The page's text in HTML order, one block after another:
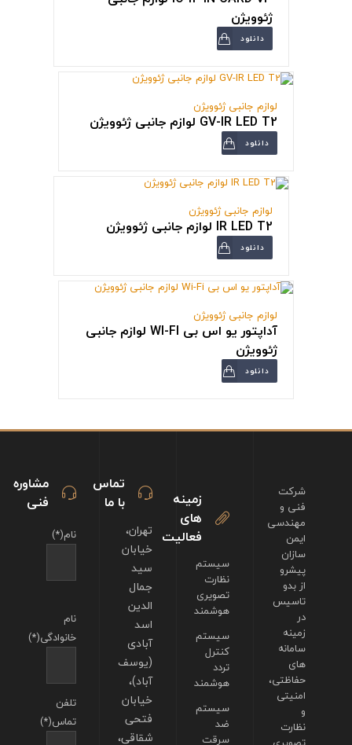
ژئوویژن
دانلود
لوازم جانبی ژئوویژن
GV-IR LED T2 لوازم جانبی ژئوویژن
دانلود
لوازم جانبی ژئوویژن
IR LED T2 لوازم جانبی ژئوویژن
دانلود
لوازم جانبی ژئوویژن
آداپتور یو اس بی WI-FI لوازم جانبی
ژئوویژن
دانلود
مشاوره
فنی
نام(*)
نام
خانوادگی(*)
تلفن
تماس(*)
تماس
با ما
تهران،
خیابان
سید
جمال
الدین
اسد
آبادی
(یوسف
آباد)،
خیابان
فتحی
شقاقی،
زمینه
های
فعالیت
سیستم
نظارت
تصویری
هوشمند
سیستم
کنترل
تردد
هوشمند
سیستم
ضد
سرقت
شرکت
فنی و
مهندسی
ایمن
سازان
پیشرو
از بدو
تاسیس
در
زمینه
سامانه
های
حفاظتی،
امنیتی
و
نظارت